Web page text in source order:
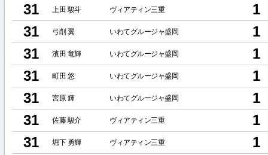
31
上田 駿斗 ヴィアティン三重
1
31
弓削 翼 いわてグルージャ盛岡
1
31
濱田 竜輝 いわてグルージャ盛岡
1
31
町田 悠 いわてグルージャ盛岡
1
31
宮原 輝 いわてグルージャ盛岡
1
31
佐藤 駿介 ヴィアティン三重
1
31
堀下 勇輝 ヴィアティン三重
1